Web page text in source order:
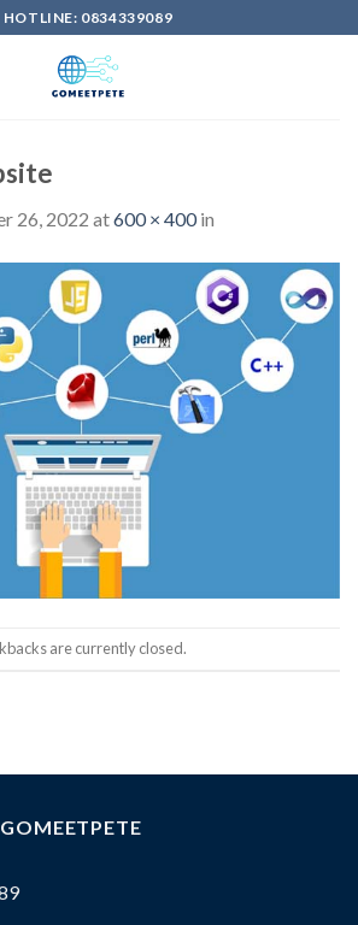
HOTLINE: 0834339089
26, 2022 at600 × 400in
are currently closed.